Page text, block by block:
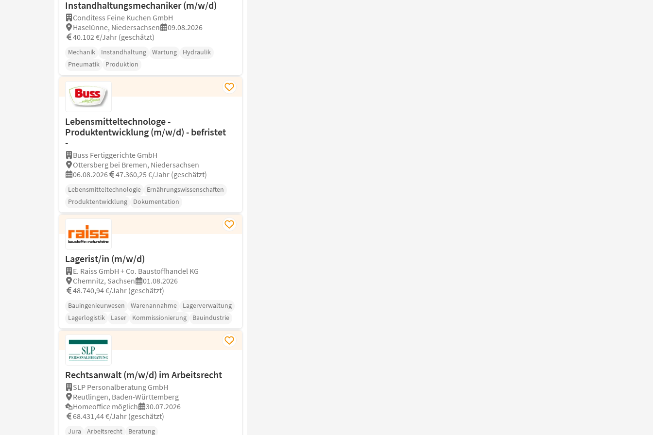
Instandhaltungsmechaniker (m/w/d)
Conditess Feine Kuchen GmbH
Haselünne, Niedersachsen
09.08.2026
40.102 €/Jahr (geschätzt)
Mechanik Instandhaltung Wartung
Hydraulik
Pneumatik
Produktion
Lebensmitteltechnologe -
Produktentwicklung (m/w/d) - befristet
-
Buss Fertiggerichte GmbH
Ottersberg bei Bremen, Niedersachsen
06.08.2026
47.360,25 €/Jahr (geschätzt)
Lebensmitteltechnologie
Ernährungswissenschaften
Produktentwicklung
Dokumentation
Lagerist/in (m/w/d)
E. Raiss GmbH + Co. Baustoffhandel KG
Chemnitz, Sachsen
01.08.2026
48.740,94 €/Jahr (geschätzt)
Bauingenieurwesen Warenannahme
Lagerverwaltung
Lagerlogistik
Laser Kommissionierung Bauindustrie
Rechtsanwalt (m/w/d) im Arbeitsrecht
SLP Personalberatung GmbH
Reutlingen, Baden-Württemberg
Homeoffice möglich
30.07.2026
68.431,44 €/Jahr (geschätzt)
Jura Arbeitsrecht Beratung